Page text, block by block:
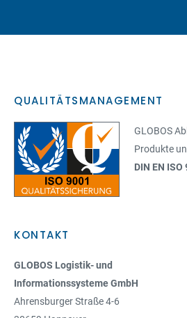
QUALITÄTSMANAGEMENT
GLOBOS
Produkte
DIN EN
KONTAKT
GLOBOS Logistik- und
Informationssysteme GmbH
Ahrensburger Straße 4-6